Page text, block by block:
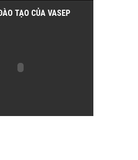
TẠO CỦA VASEP